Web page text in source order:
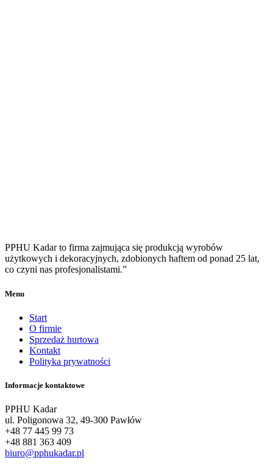
PPHU Kadar to firma zajmująca się produkcją wyrobów
użytkowych i dekoracyjnych, zdobionych haftem od ponad 25 lat,
co czyni nas profesjonalistami.”
Menu
Start
O firmie
Sprzedaż hurtowa
Kontakt
Polityka prywatności
Informacje kontaktowe
PPHU Kadar
ul. Poligonowa 32, 49-300 Pawłów
+48 77 445 99 73
+48 881 363 409
biuro@pphukadar.pl